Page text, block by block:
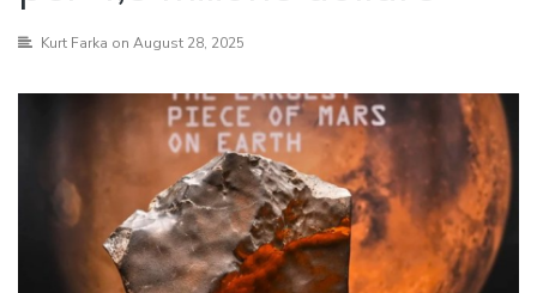
Kurt Farka on August 28, 2025